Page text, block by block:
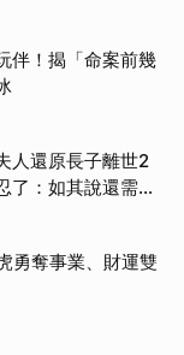
伴！揭「命案前幾
人還原長子離世2
：如其說還需要
勇奪事業、財運雙